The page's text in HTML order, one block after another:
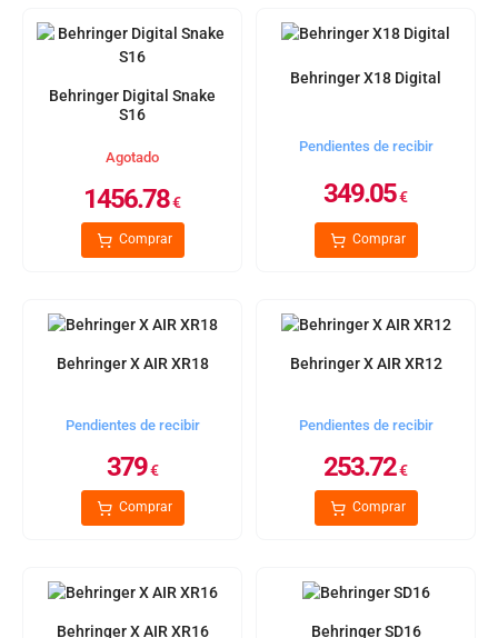
Behringer Digital Snake
S16
Agotado
1456.78€
Comprar
Behringer X18 Digital
Pendientes de recibir
349.05€
Comprar
Behringer X AIR XR18
Pendientes de recibir
379€
Comprar
Behringer X AIR XR12
Pendientes de recibir
253.72€
Comprar
Behringer X AIR XR16 Behringer SD16